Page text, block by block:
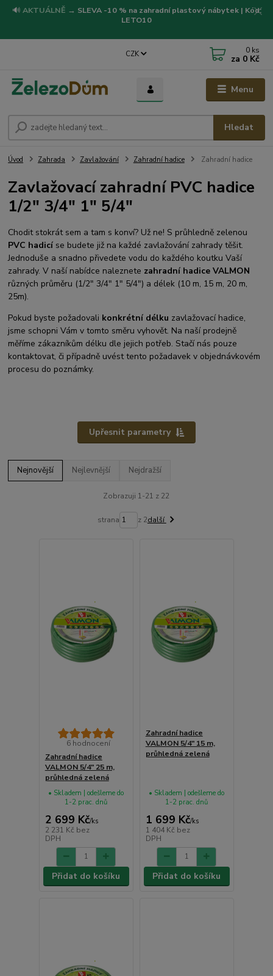
🔊 AKTUÁLNĚ → SLEVA -10 % na zahradní plastový nábytek | Kód:
LETO10
Menu
CZK
Hledat
0 ks
za 0 Kč
Úvod Zahrada Zavlažování Zahradní hadice Zahradní hadice
Zavlažovací zahradní PVC hadice
1/2" 3/4" 1" 5/4"
Chodit stokrát sem a tam s konví? Už ne! S průhledně zelenou
PVC hadicí se budete již na každé zavlažování zahrady těšit.
Jednoduše a snadno přivedete vodu do každého koutku Vaší
zahrady. V naší nabídce naleznete zahradní hadiceVALMON
různých průměru (1/2" 3/4" 1" 5/4") a délek (10 m, 15 m, 20 m,
25m).
Pokud byste požadovali konkrétní délku zavlažovací hadice,
jsme schopni Vám v tomto směru vyhovět. Na naší prodejně
měříme zákazníkům délku dle jejich potřeb. Stačí nás pouze
kontaktovat, či případně uvést tento požadavek v objednávkovém
procesu do poznámky.
Upřesnit parametry
Nejnovější Nejlevnější Nejdražší
Zobrazuji 1-21 z 22
strana z 2další
6 hodnocení
Zahradní hadice
VALMON 5/4" 25 m,
průhledná zelená
2 699 Kč/ks
2 231 Kč bez
DPH
• Skladem | odešleme do
1-2 prac. dnů
Přidat do košíku
Zahradní hadice
VALMON 5/4" 15 m,
průhledná zelená
1 699 Kč/ks
1 404 Kč bez
DPH
• Skladem | odešleme do
1-2 prac. dnů
Přidat do košíku